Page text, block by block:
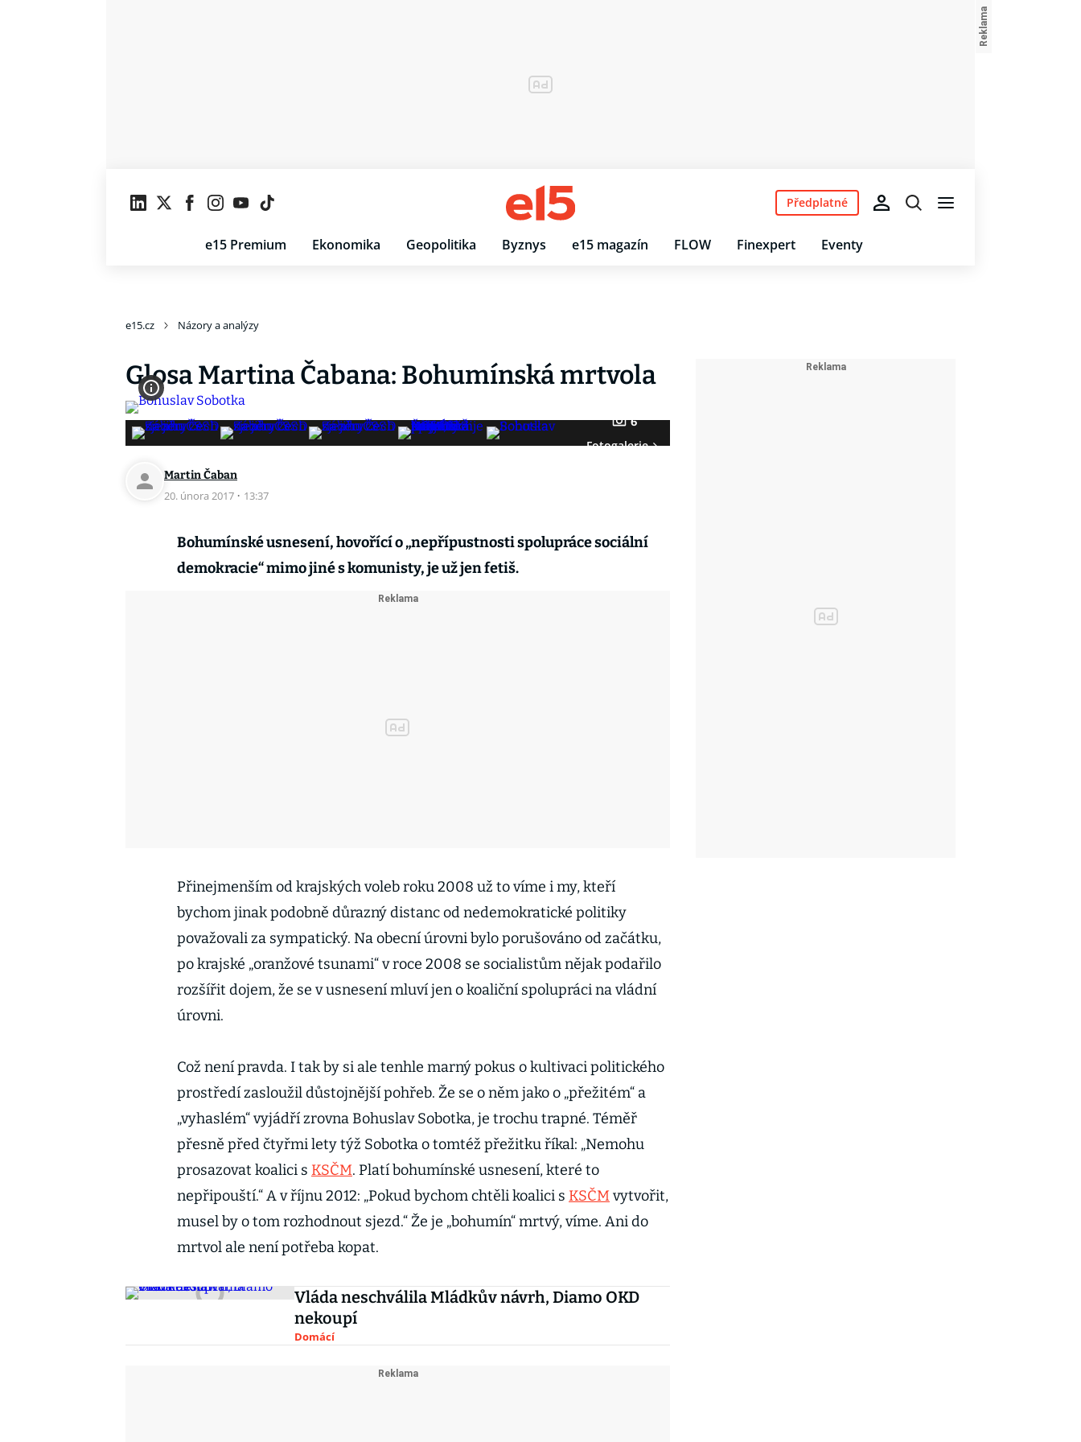
e15 Premium Ekonomika Geopolitika Byznys e15 magazín FLOW Finexpert Eventy
Předplatné
e15.cz Názory a analýzy
Glosa Martina Čabana: Bohumínská mrtvola
6
Fotogalerie
Martin Čaban
20. února 2017 · 13:37
Bohumínské usnesení, hovořící o „nepřípustnosti spolupráce sociální
demokracie“ mimo jiné s komunisty, je už jen fetiš.
Přinejmenším od krajských voleb roku 2008 už to víme i my, kteří
bychom jinak podobně důrazný distanc od nedemokratické politiky
považovali za sympatický. Na obecní úrovni bylo porušováno od začátku,
po krajské „oranžové tsunami“ v roce 2008 se socialistům nějak podařilo
rozšířit dojem, že se v usnesení mluví jen o koaliční spolupráci na vládní
úrovni.
Což není pravda. I tak by si ale tenhle marný pokus o kultivaci politického
prostředí zasloužil důstojnější pohřeb. Že se o něm jako o „přežitém“ a
„vyhaslém“ vyjádří zrovna Bohuslav Sobotka, je trochu trapné. Téměř
přesně před čtyřmi lety týž Sobotka o tomtéž přežitku říkal: „Nemohu
prosazovat koalici s KSČM. Platí bohumínské usnesení, které to
nepřipouští.“ A v říjnu 2012: „Pokud bychom chtěli koalici s KSČMvytvořit,
musel by o tom rozhodnout sjezd.“ Že je „bohumín“ mrtvý, víme. Ani do
mrtvol ale není potřeba kopat.
Vláda neschválila Mládkův návrh, Diamo OKD
nekoupí
Domácí